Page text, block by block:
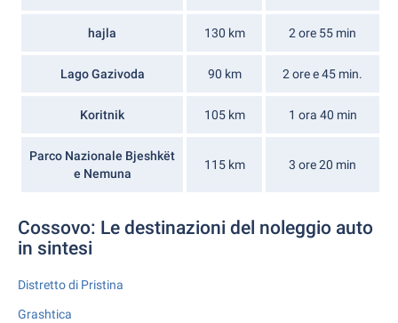
hajla 130 km 2 ore 55 min
Lago Gazivoda 90 km 2 ore e 45 min.
Koritnik 105 km 1 ora 40 min
Parco Nazionale Bjeshkët
e Nemuna
115 km 3 ore 20 min
Cossovo: Le destinazioni del noleggio auto
in sintesi
Distretto di Pristina
Grashtica